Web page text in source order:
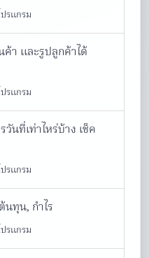
ปรแกรม
า และรูปลูกค้าได้
ปรแกรม
นที่เท่าไหร่บ้าง เช็ค
ปรแกรม
ทุน, กำไร
ปรแกรม